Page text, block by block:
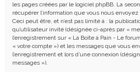
les pages créées par le logiciel phpBB. La
récupérer l’information que vous nous
Ceci peut être, et n’est pas limité à : la
qu’utilisateur invité (désignée ci-après par «
l’enregistrement sur « La Boîte à Pain - Le
« votre compte ») et les messages que vous
l’enregistrement et lors d’une connexion
messages »).